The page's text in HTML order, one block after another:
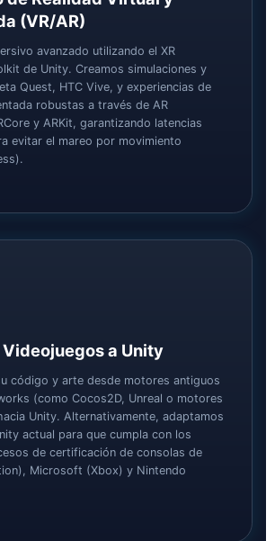
(VR/AR)
avanzado utilizando el XR
de Unity. Creamos simulaciones y
Quest, HTC Vive, y experiencias de
robustas a través de AR
y ARKit, garantizando latencias
evitar el mareo por movimiento
a Unity
código y arte desde motores antiguos
(como Cocos2D, Unreal o motores
Unity. Alternativamente, adaptamos
actual para que cumpla con los
de certificación de consolas de
Microsoft (Xbox) y Nintendo